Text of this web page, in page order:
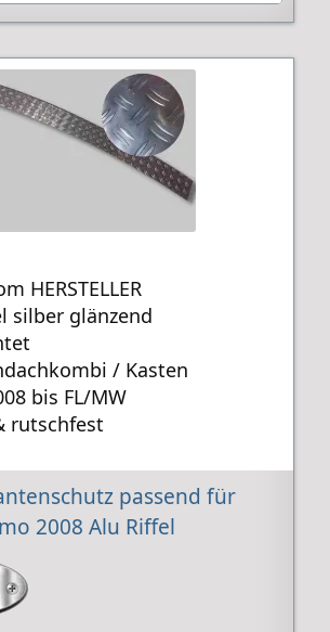
HERSTELLER
silber glänzend
/ Kasten
bis FL/MW
rutschfest
passend für
2008 Alu Riffel